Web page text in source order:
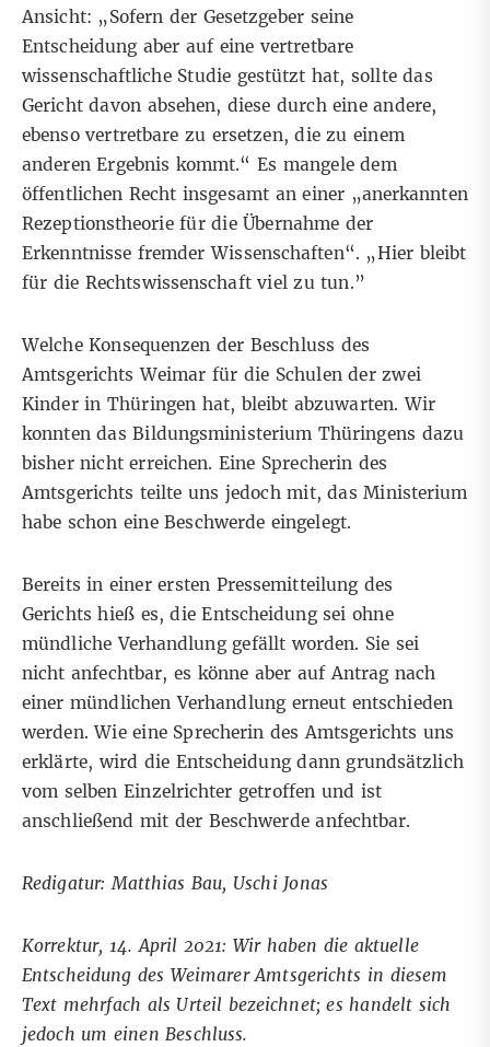
Ansicht: „Sofern der Gesetzgeber seine
Entscheidung aber auf eine vertretbare
wissenschaftliche Studie gestützt hat, sollte das
Gericht davon absehen, diese durch eine andere,
ebenso vertretbare zu ersetzen, die zu einem
anderen Ergebnis kommt.“ Es mangele dem
öffentlichen Recht insgesamt an einer „anerkannten
Rezeptionstheorie für die Übernahme der
Erkenntnisse fremder Wissenschaften“. „Hier bleibt
für die Rechtswissenschaft viel zu tun.”
Welche Konsequenzen der Beschluss des
Amtsgerichts Weimar für die Schulen der zwei
Kinder in Thüringen hat, bleibt abzuwarten. Wir
konnten das Bildungsministerium Thüringens dazu
bisher nicht erreichen. Eine Sprecherin des
Amtsgerichts teilte uns jedoch mit, das Ministerium
habe schon eine Beschwerde eingelegt.
Bereits in einer ersten Pressemitteilungdes
Gerichts hieß es, die Entscheidung sei ohne
mündliche Verhandlung gefällt worden. Sie sei
nicht anfechtbar, es könne aber auf Antrag nach
einer mündlichen Verhandlung erneut entschieden
werden. Wie eine Sprecherin des Amtsgerichts uns
erklärte, wird die Entscheidung dann grundsätzlich
vom selben Einzelrichter getroffen und ist
anschließend mit der Beschwerde anfechtbar.
Redigatur: Matthias Bau, Uschi Jonas
Korrektur, 14. April 2021: Wir haben die aktuelle
Entscheidung des Weimarer Amtsgerichts in diesem
Text mehrfach als Urteil bezeichnet; es handelt sich
jedoch um einen Beschluss.